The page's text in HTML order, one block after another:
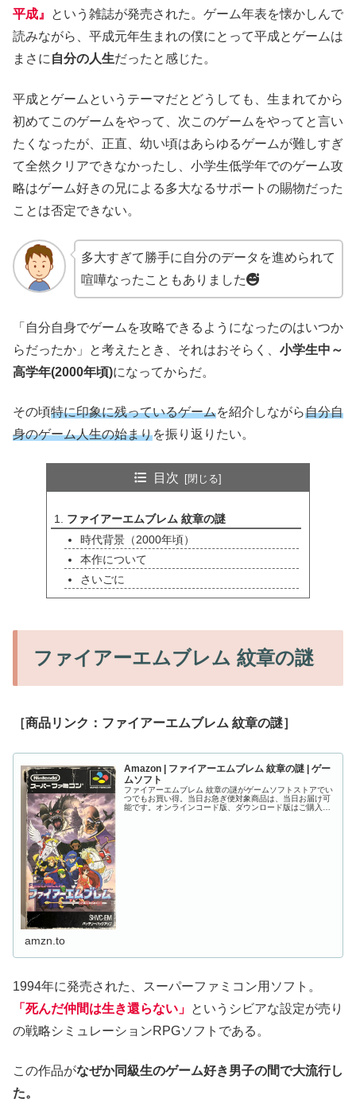
平成』
という雑誌が発売された。ゲーム年表を懐かしんで
読みながら、平成元年生まれの僕にとって平成とゲームは
まさに 自分の人生だったと感じた。
平成とゲームというテーマだとどうしても、生まれてから
初めてこのゲームをやって、次このゲームをやってと言い
たくなったが、正直、幼い頃はあらゆるゲームが難しすぎ
て全然クリアできなかったし、小学生低学年でのゲーム攻
略はゲーム好きの兄による多大なるサポートの賜物だった
ことは否定できない。
多大すぎて勝手に自分のデータを進められて
喧嘩なったこともありました
「自分自身でゲームを攻略できるようになったのはいつか
らだったか」と考えたとき、それはおそらく、 小学生中～
高学年(2000年頃)になってからだ。
その頃特に印象に残っているゲームを紹介しながら自分自
身のゲーム人生の始まりを振り返りたい。
目次
ファイアーエムブレム 紋章の謎
時代背景（2000年頃）
本作について
さいごに
ファイアーエムブレム 紋章の謎
［商品リンク：ファイアーエムブレム 紋章の謎］
Amazon | ファイアーエムブレム 紋章の謎 | ゲー
ムソフト
ファイアーエムブレム 紋章の謎がゲームソフトストアでい
つでもお買い得。当日お急ぎ便対象商品は、当日お届け可
能です。オンラインコード版、ダウンロード版はご購入後
amzn.to
1994年に発売された、スーパーファミコン用ソフト。
「死んだ仲間は生き還らない」 というシビアな設定が売り
の戦略シミュレーションRPGソフトである。
この作品がなぜか同級生のゲーム好き男子の間で大流行し
た。